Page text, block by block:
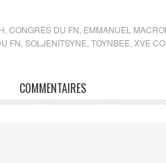
CONGRÈS DU FN EMMANUEL
FN SOLJENITSYNE TOYNBEE XVE
COMMENTAIRES